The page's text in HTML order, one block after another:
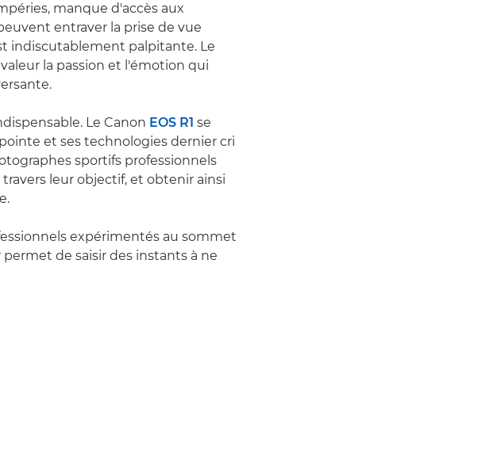
manque d'accès aux
entraver la prise de vue
indiscutablement palpitante. Le
la passion et l'émotion qui
Le Canon EOS R1 se
et ses technologies dernier cri
sportifs professionnels
leur objectif, et obtenir ainsi
expérimentés au sommet
de saisir des instants à ne